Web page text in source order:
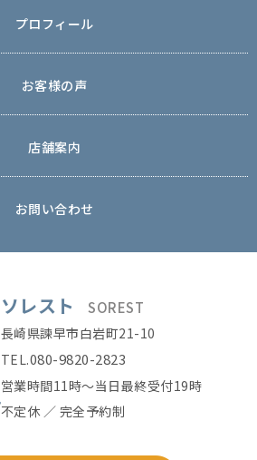
プロフィール
お客様の声
店舗案内
お問い合わせ
ソレスト SOREST
長崎県諫早市白岩町21-10
TEL.080-9820-2823
営業時間11時〜当日最終受付19時
不定休 ／ 完全予約制